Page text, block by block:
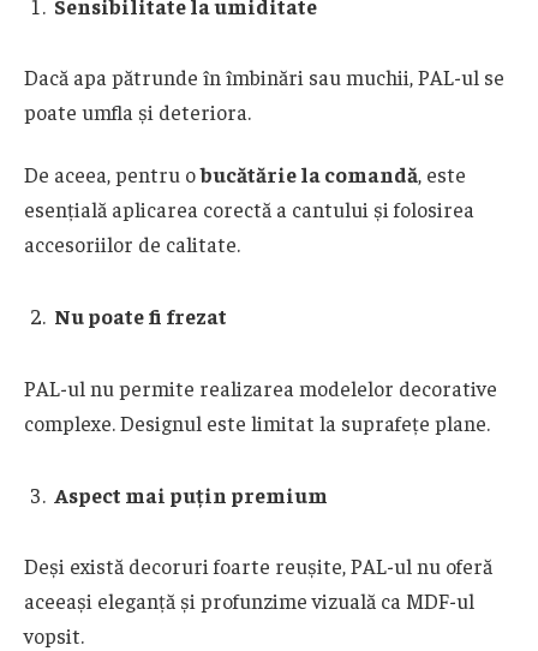
Sensibilitate la umiditate
Dacă apa pătrunde în îmbinări sau muchii, PAL-ul se
poate umfla și deteriora.
De aceea, pentru obucătărie la comandă, este
esențială aplicarea corectă a cantului și folosirea
accesoriilor de calitate.
Nu poate fi frezat
PAL-ul nu permite realizarea modelelor decorative
complexe. Designul este limitat la suprafețe plane.
Aspect mai puțin premium
Deși există decoruri foarte reușite, PAL-ul nu oferă
aceeași eleganță și profunzime vizuală ca MDF-ul
vopsit.